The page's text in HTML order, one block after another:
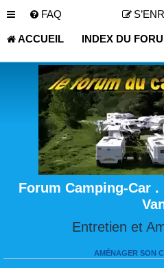
FAQ
ACCUEIL INDEX DU
Forum Camping-Car
Entretien et
AMÉNAGER SON